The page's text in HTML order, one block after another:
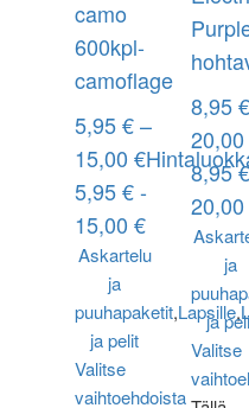
camo
600kpl-
camoflage
5,95€–
15,00 €
5,95 € -
15,00 €
Askartelu
ja
puuhapaketit,Lapsille,
ja pelit
Valitse
vaihtoehdoista
8,95€
20,00
8,95
ja
ja
Valitse